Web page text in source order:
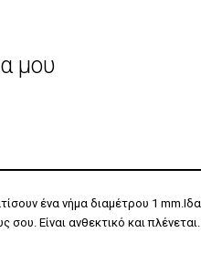
μου
ένα νήμα διαμέτρου 1
Είναι ανθεκτικό και